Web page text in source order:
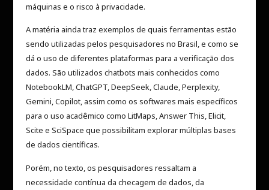
máquinas e o risco à privacidade.
A matéria ainda traz exemplos de quais ferramentas estão
sendo utilizadas pelos pesquisadores no Brasil, e como se
dá o uso de diferentes plataformas para a verificação dos
dados. São utilizados chatbots mais conhecidos como
NotebookLM, ChatGPT, DeepSeek, Claude, Perplexity,
Gemini, Copilot, assim como os softwares mais específicos
para o uso acadêmico como LitMaps, Answer This, Elicit,
Scite e SciSpace que possibilitam explorar múltiplas bases
de dados científicas.
Porém, no texto, os pesquisadores ressaltam a
necessidade contínua da checagem de dados, da